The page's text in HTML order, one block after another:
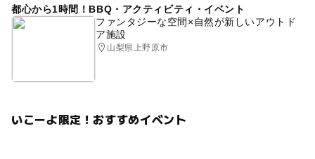
都心から1時間！BBQ・アクティビティ・イベント
ファンタジーな空間×自然が新しいアウトド
ア施設
山梨県上野原市
いこーよ限定！おすすめイベント